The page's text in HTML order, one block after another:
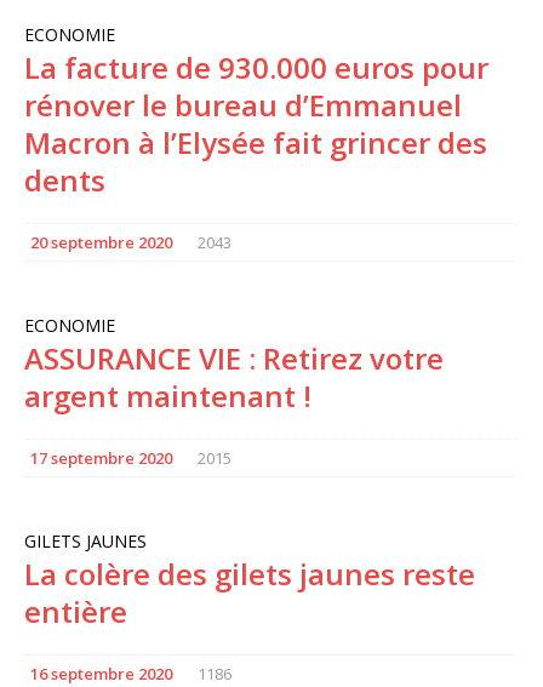
ECONOMIE
La facture de 930.000 euros pour
rénover le bureau d’Emmanuel
Macron à l’Elysée fait grincer des
dents
20 septembre 2020 2043
ECONOMIE
ASSURANCE VIE : Retirez votre
argent maintenant !
17 septembre 2020 2015
GILETS JAUNES
La colère des gilets jaunes reste
entière
16 septembre 2020 1186